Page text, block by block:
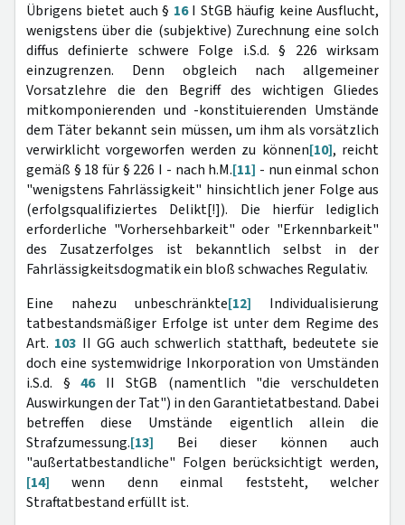
Übrigens bietet auch § 16I StGB häufig keine Ausflucht,
wenigstens über die (subjektive) Zurechnung eine solch
diffus definierte schwere Folge i.S.d. § 226 wirksam
einzugrenzen. Denn obgleich nach allgemeiner
Vorsatzlehre die den Begriff des wichtigen Gliedes
mitkomponierenden und -konstituierenden Umstände
dem Täter bekannt sein müssen, um ihm als vorsätzlich
verwirklicht vorgeworfen werden zu können[10], reicht
gemäß § 18 für § 226 I - nach h.M.[11] - nun einmal schon
"wenigstens Fahrlässigkeit" hinsichtlich jener Folge aus
(erfolgsqualifiziertes Delikt[!]). Die hierfür lediglich
erforderliche "Vorhersehbarkeit" oder "Erkennbarkeit"
des Zusatzerfolges ist bekanntlich selbst in der
Fahrlässigkeitsdogmatik ein bloß schwaches Regulativ.
Eine nahezu unbeschränkte[12] Individualisierung
tatbestandsmäßiger Erfolge ist unter dem Regime des
Art. 103 II GG auch schwerlich statthaft, bedeutete sie
doch eine systemwidrige Inkorporation von Umständen
i.S.d. §46II StGB (namentlich "die verschuldeten
Auswirkungen der Tat") in den Garantietatbestand. Dabei
betreffen diese Umstände eigentlich allein die
Strafzumessung.[13] Bei dieser können auch
"außertatbestandliche" Folgen berücksichtigt werden,
[14] wenn denn einmal feststeht, welcher
Straftatbestand erfüllt ist.